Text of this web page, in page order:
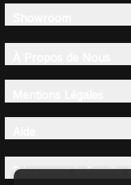
Découvrez la Famille